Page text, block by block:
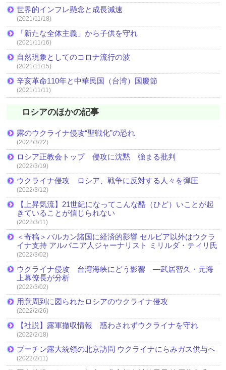
世界的インフレ懸念と成長減速
(2021/11/18)
「新たな全体主義」から子供を守れ
(2021/11/16)
自然現象としてのコロナ流行の波
(2021/11/15)
辛亥革命110年と中華民国（台湾）国慶節
(2021/11/11)
ロシアのほかの記事
露のウクライナ侵攻“聖戦化”の恐れ
(2022/3/22)
ロシア正教会トップ 侵攻に沈黙 強まる批判
(2022/3/19)
ウクライナ侵攻 ロシア、戦争に反対する人々を弾圧
(2022/3/12)
【上昇気流】21世紀になってこんな酷（ひど）いことが起
きていることが信じられない
(2022/3/11)
＜寄稿＞バルカン諸国に経済的影響 セルビア以外はウクラ
イナ支持 アルバニア人ジャーナリスト ミリルダ・ティリ氏
(2022/3/02)
ウクライナ侵攻 台湾海峡にどう影響 ―武居智久・元海
上幕僚長が分析
(2022/3/02)
用意周到に図られたロシアのウクライナ侵攻
(2022/2/26)
【社説】露軍撤収情報 惑わされずウクライナを守れ
(2022/2/18)
プーチン露大統領の北京訪問 ウクライナにらみガス供与へ
(2022/2/11)